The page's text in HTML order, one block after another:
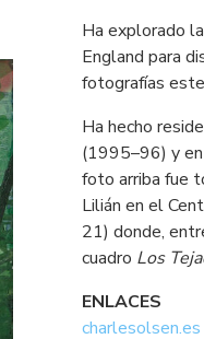
Ha explorado
England para
fotografías
Ha hecho
(1995–96) y
foto arriba fue
Lilián en el
21) donde,
cuadro Los
ENLACES
charlesolsen.es